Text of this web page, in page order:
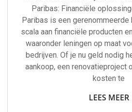
Paribas: Financiële
Paribas is een gerenommeerde
scala aan financiële producten
waaronder leningen op maat
bedrijven. Of je nu geld nodig
aankoop, een renovatieproject
kosten te
LEES MEER